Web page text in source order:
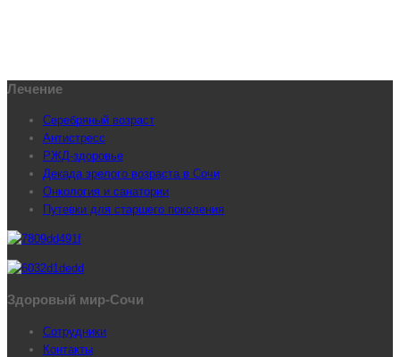
Лечение
Серебряный возраст
Антистресс
РЖД-здоровье
Декада зрелого возраста в Сочи
Онкология и санатории
Путевки для старшего поколения
Здоровый мир-Сочи
Сотрудники
Контакты